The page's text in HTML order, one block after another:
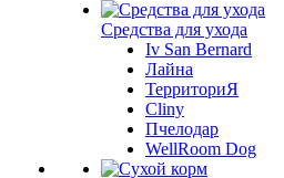
Средства для ухода
Iv San Bernard
Лайна
ТерриториЯ
Cliny
Пчелодар
WellRoom Dog